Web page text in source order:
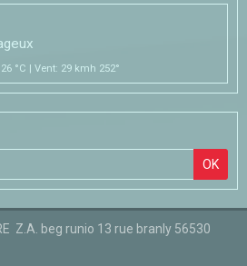
°C | Vent: 29 kmh 252°
OK
Z.A. beg runio 13 rue branly 56530